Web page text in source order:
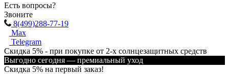
Есть вопросы?
Звоните
8(499)288-77-19
Max
Telegram
Скидка 5% - при покупке от 2-х солнцезащитных средств
Выгодно сегодня — премиальный уход
Скидка 5% на первый заказ!